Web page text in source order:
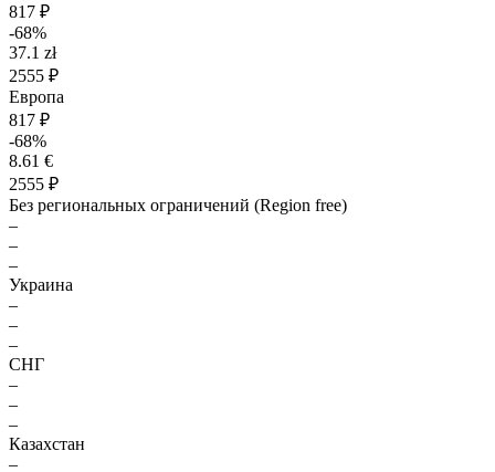
817 ₽
-68%
37.1 zł
2555 ₽
Европа
817 ₽
-68%
8.61 €
2555 ₽
Без региональных ограничений (Region free)
–
–
–
Украина
–
–
–
СНГ
–
–
–
Казахстан
–